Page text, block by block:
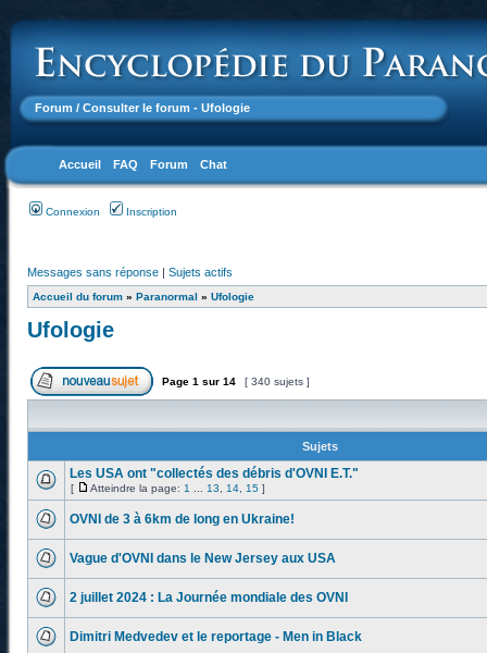
Forum / Consulter le forum - Ufologie
Accueil FAQ Forum Chat
Connexion Inscription
Messages sans réponse | Sujets actifs
Accueil du forum » Paranormal » Ufologie
Ufologie
Page 1 sur 14 [ 340 sujets ]
Sujets
Les USA ont "collectés des débris d'OVNI E.T."
[ Atteindre la page: 1 13 14 15 ]
OVNI de 3 à 6km de long en Ukraine!
Vague d'OVNI dans le New Jersey aux USA
2 juillet 2024 : La Journée mondiale des OVNI
Dimitri Medvedev et le reportage - Men in Black